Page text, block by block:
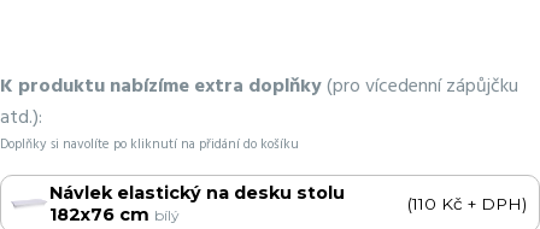
K produktu nabízíme extra doplňky(pro vícedenní zápůjčku
atd.):
Doplňky si navolíte po kliknutí na přidání do košíku
Návlek elastický na desku stolu
182x76 cm bílý
(110 Kč + DPH)